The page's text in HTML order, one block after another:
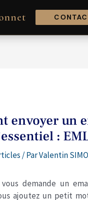
envoyer un
:
/ ParValentin
demande un
ajoutez un petit